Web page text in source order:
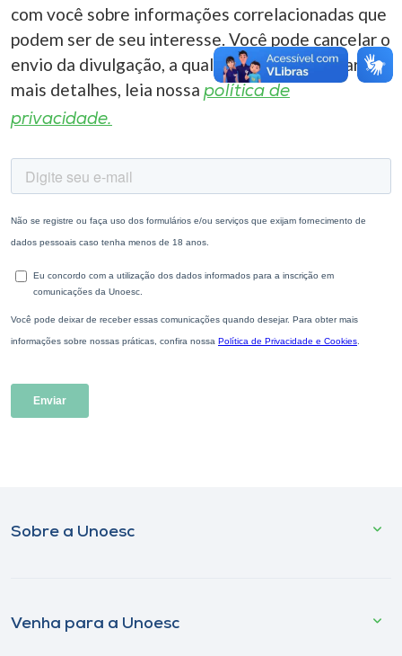
com você sobre informações correlacionadas que
podem ser de seu interesse. Você pode cancelar o
envio da divulgação, a qualquer momento. Para
mais detalhes, leia nossa política de
privacidade.
Sobre a Unoesc
Venha para a Unoesc